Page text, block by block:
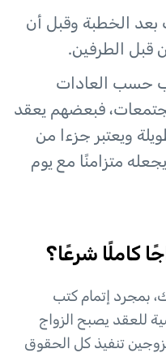
بعد الخطبة وقبل أن
قبل الطرفين.
حسب العادات
فبعضهم يعقد
ويعتبر جزءا من
متزامنًا مع يوم
كاملًا شرعًا؟
بمجرد إتمام كتب
للعقد يصبح الزواج
تنفيذ كل الحقوق